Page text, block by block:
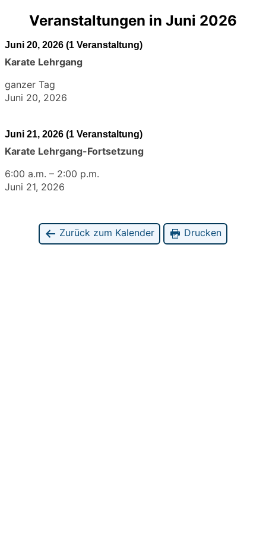
Veranstaltungen in Juni 2026
Juni 20, 2026 (1 Veranstaltung)
Karate Lehrgang
ganzer Tag
Juni 20, 2026
Juni 21, 2026 (1 Veranstaltung)
Karate Lehrgang-Fortsetzung
6:00 a.m. – 2:00 p.m.
Juni 21, 2026
Zurück zum Kalender Drucken